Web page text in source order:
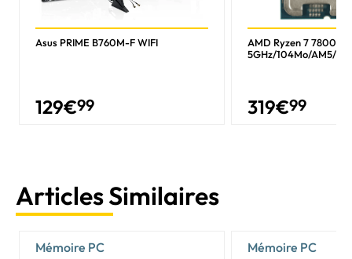
Asus PRIME B760M-F WIFI
129€99
AMD Ryzen 7
5GHz/104Mo/AM5/
319€99
Articles Similaires
Mémoire PC Mémoire PC